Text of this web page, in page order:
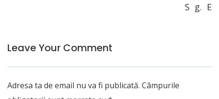
S g. E
Leave Your Comment
Adresa ta de email nu va fi publicată. Câmpurile